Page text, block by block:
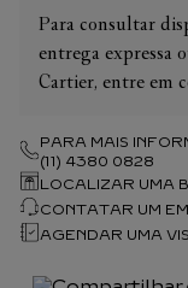
Para consultar
entrega expressa
Cartier, entre em
PARA MAIS
(11) 4380 0828
LOCALIZAR UMA
CONTATAR UM
AGENDAR UMA